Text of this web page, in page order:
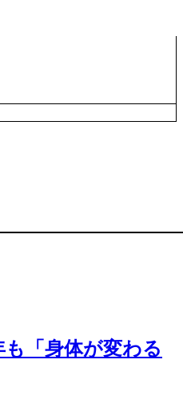
「身体が変わる